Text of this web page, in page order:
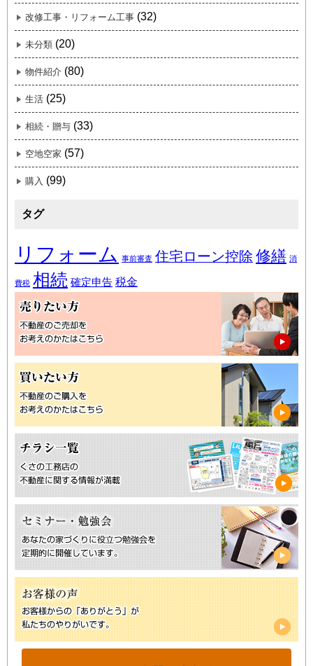
改修工事・リフォーム工事 (32)
未分類 (20)
物件紹介 (80)
生活 (25)
相続・贈与 (33)
空地空家 (57)
購入 (99)
タグ
リフォーム 事前審査 住宅ローン控除 修繕 消
費税 相続 確定申告 税金